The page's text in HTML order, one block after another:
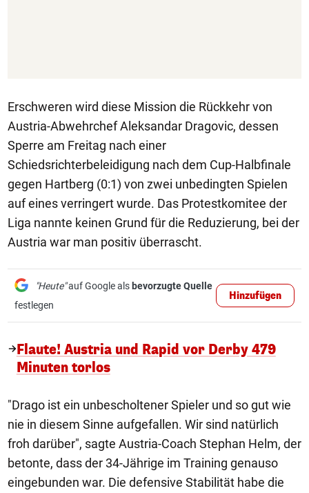
Erschweren wird diese Mission die Rückkehr von
Austria-Abwehrchef Aleksandar Dragovic, dessen
Sperre am Freitag nach einer
Schiedsrichterbeleidigung nach dem Cup-Halbfinale
gegen Hartberg (0:1) von zwei unbedingten Spielen
auf eines verringert wurde. Das Protestkomitee der
Liga nannte keinen Grund für die Reduzierung, bei der
Austria war man positiv überrascht.
"Heute"auf Google als bevorzugte Quelle
festlegen
Hinzufügen
Flaute! Austria und Rapid vor Derby 479
Minuten torlos
"Drago ist ein unbescholtener Spieler und so gut wie
nie in diesem Sinne aufgefallen. Wir sind natürlich
froh darüber", sagte Austria-Coach Stephan Helm, der
betonte, dass der 34-Jährige im Training genauso
eingebunden war. Die defensive Stabilität habe die